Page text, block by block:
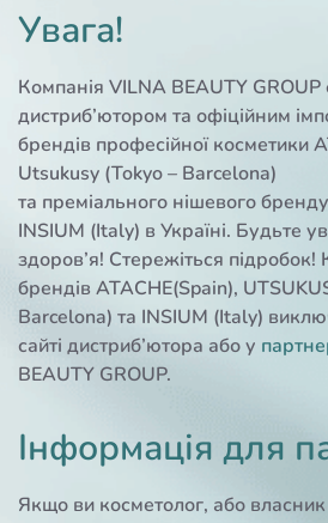
Увага!
Компанія VILNA BEAUTY
дистриб’ютором та офіційним
брендів професійної косметики
Utsukusy (Tokyo – Barcelona)
та преміального нішевого
INSIUM (Italy) в Україні. Будьте
здоров’я! Стережіться
брендів ATACHE(Spain),
Barcelona) та INSIUM (Italy)
сайті дистриб’ютора або у
BEAUTY GROUP.
Інформація для
Якщо ви косметолог, або